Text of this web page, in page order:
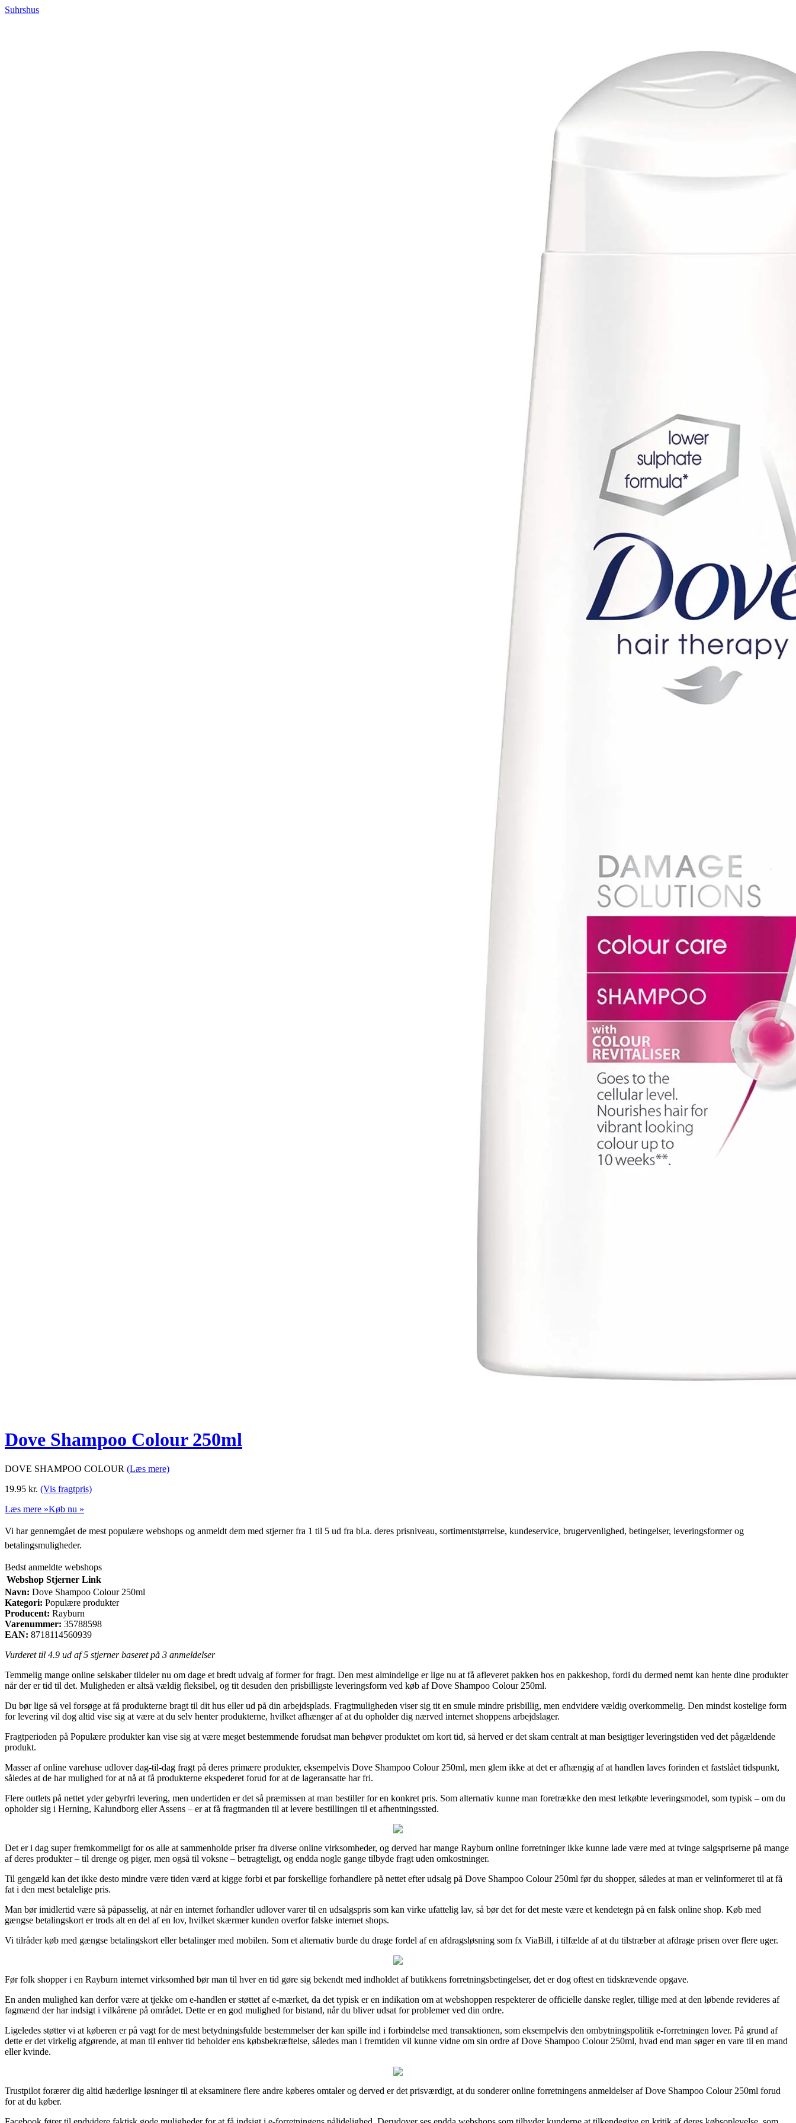
Suhrshus
Dove Shampoo Colour 250ml
DOVE SHAMPOO COLOUR (Læs mere)
19.95 kr. (Vis fragtpris)
Læs mere »Køb nu »
Vi har gennemgået de mest populære webshops og anmeldt dem med stjerner fra 1 til 5 ud fra bl.a. deres prisniveau, sortimentstørrelse, kundeservice, brugervenlighed, betingelser, leveringsformer og
betalingsmuligheder.
Bedst anmeldte webshops
Webshop Stjerner Link
Navn: Dove Shampoo Colour 250ml
Kategori: Populære produkter
Producent: Rayburn
Varenummer: 35788598
EAN: 8718114560939
Vurderet til 4.9 ud af 5 stjerner baseret på 3 anmeldelser
Temmelig mange online selskaber tildeler nu om dage et bredt udvalg af former for fragt. Den mest almindelige er lige nu at få afleveret pakken hos en pakkeshop, fordi du dermed nemt kan hente dine produkter
når der er tid til det. Muligheden er altså vældig fleksibel, og tit desuden den prisbilligste leveringsform ved køb af Dove Shampoo Colour 250ml.
Du bør lige så vel forsøge at få produkterne bragt til dit hus eller ud på din arbejdsplads. Fragtmuligheden viser sig tit en smule mindre prisbillig, men endvidere vældig overkommelig. Den mindst kostelige form
for levering vil dog altid vise sig at være at du selv henter produkterne, hvilket afhænger af at du opholder dig nærved internet shoppens arbejdslager.
Fragtperioden på Populære produkter kan vise sig at være meget bestemmende forudsat man behøver produktet om kort tid, så herved er det skam centralt at man besigtiger leveringstiden ved det pågældende
produkt.
Masser af online varehuse udlover dag-til-dag fragt på deres primære produkter, eksempelvis Dove Shampoo Colour 250ml, men glem ikke at det er afhængig af at handlen laves forinden et fastslået tidspunkt,
således at de har mulighed for at nå at få produkterne ekspederet forud for at de lageransatte har fri.
Flere outlets på nettet yder gebyrfri levering, men undertiden er det så præmissen at man bestiller for en konkret pris. Som alternativ kunne man foretrække den mest letkøbte leveringsmodel, som typisk – om du
opholder sig i Herning, Kalundborg eller Assens – er at få fragtmanden til at levere bestillingen til et afhentningssted.
Det er i dag super fremkommeligt for os alle at sammenholde priser fra diverse online virksomheder, og derved har mange Rayburn online forretninger ikke kunne lade være med at tvinge salgspriserne på mange
af deres produkter – til drenge og piger, men også til voksne – betragteligt, og endda nogle gange tilbyde fragt uden omkostninger.
Til gengæld kan det ikke desto mindre være tiden værd at kigge forbi et par forskellige forhandlere på nettet efter udsalg på Dove Shampoo Colour 250ml før du shopper, således at man er velinformeret til at få
fat i den mest betalelige pris.
Man bør imidlertid være så påpasselig, at når en internet forhandler udlover varer til en udsalgspris som kan virke ufattelig lav, så bør det for det meste være et kendetegn på en falsk online shop. Køb med
gængse betalingskort er trods alt en del af en lov, hvilket skærmer kunden overfor falske internet shops.
Vi tilråder køb med gængse betalingskort eller betalinger med mobilen. Som et alternativ burde du drage fordel af en afdragsløsning som fx ViaBill, i tilfælde af at du tilstræber at afdrage prisen over flere uger.
Før folk shopper i en Rayburn internet virksomhed bør man til hver en tid gøre sig bekendt med indholdet af butikkens forretningsbetingelser, det er dog oftest en tidskrævende opgave.
En anden mulighed kan derfor være at tjekke om e-handlen er støttet af e-mærket, da det typisk er en indikation om at webshoppen respekterer de officielle danske regler, tillige med at den løbende revideres af
fagmænd der har indsigt i vilkårene på området. Dette er en god mulighed for bistand, når du bliver udsat for problemer ved din ordre.
Ligeledes støtter vi at køberen er på vagt for de mest betydningsfulde bestemmelser der kan spille ind i forbindelse med transaktionen, som eksempelvis den ombytningspolitik e-forretningen lover. På grund af
dette er det virkelig afgørende, at man til enhver tid beholder ens købsbekræftelse, således man i fremtiden vil kunne vidne om sin ordre af Dove Shampoo Colour 250ml, hvad end man søger en vare til en mand
eller kvinde.
Trustpilot forærer dig altid hæderlige løsninger til at eksaminere flere andre køberes omtaler og derved er det prisværdigt, at du sonderer online forretningens anmeldelser af Dove Shampoo Colour 250ml forud
for at du køber.